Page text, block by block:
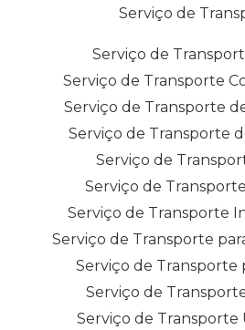
Serviço de
Serviço de
Serviço de Transporte
Serviço de Transporte
Serviço de Transporte
Serviço de
Serviço de
Serviço de Transporte
Serviço de Transporte
Serviço de Transporte
Serviço de
Serviço de Transporte